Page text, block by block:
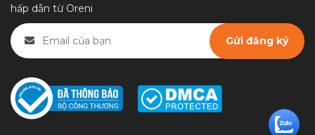
hấp dẫn từ Oreni